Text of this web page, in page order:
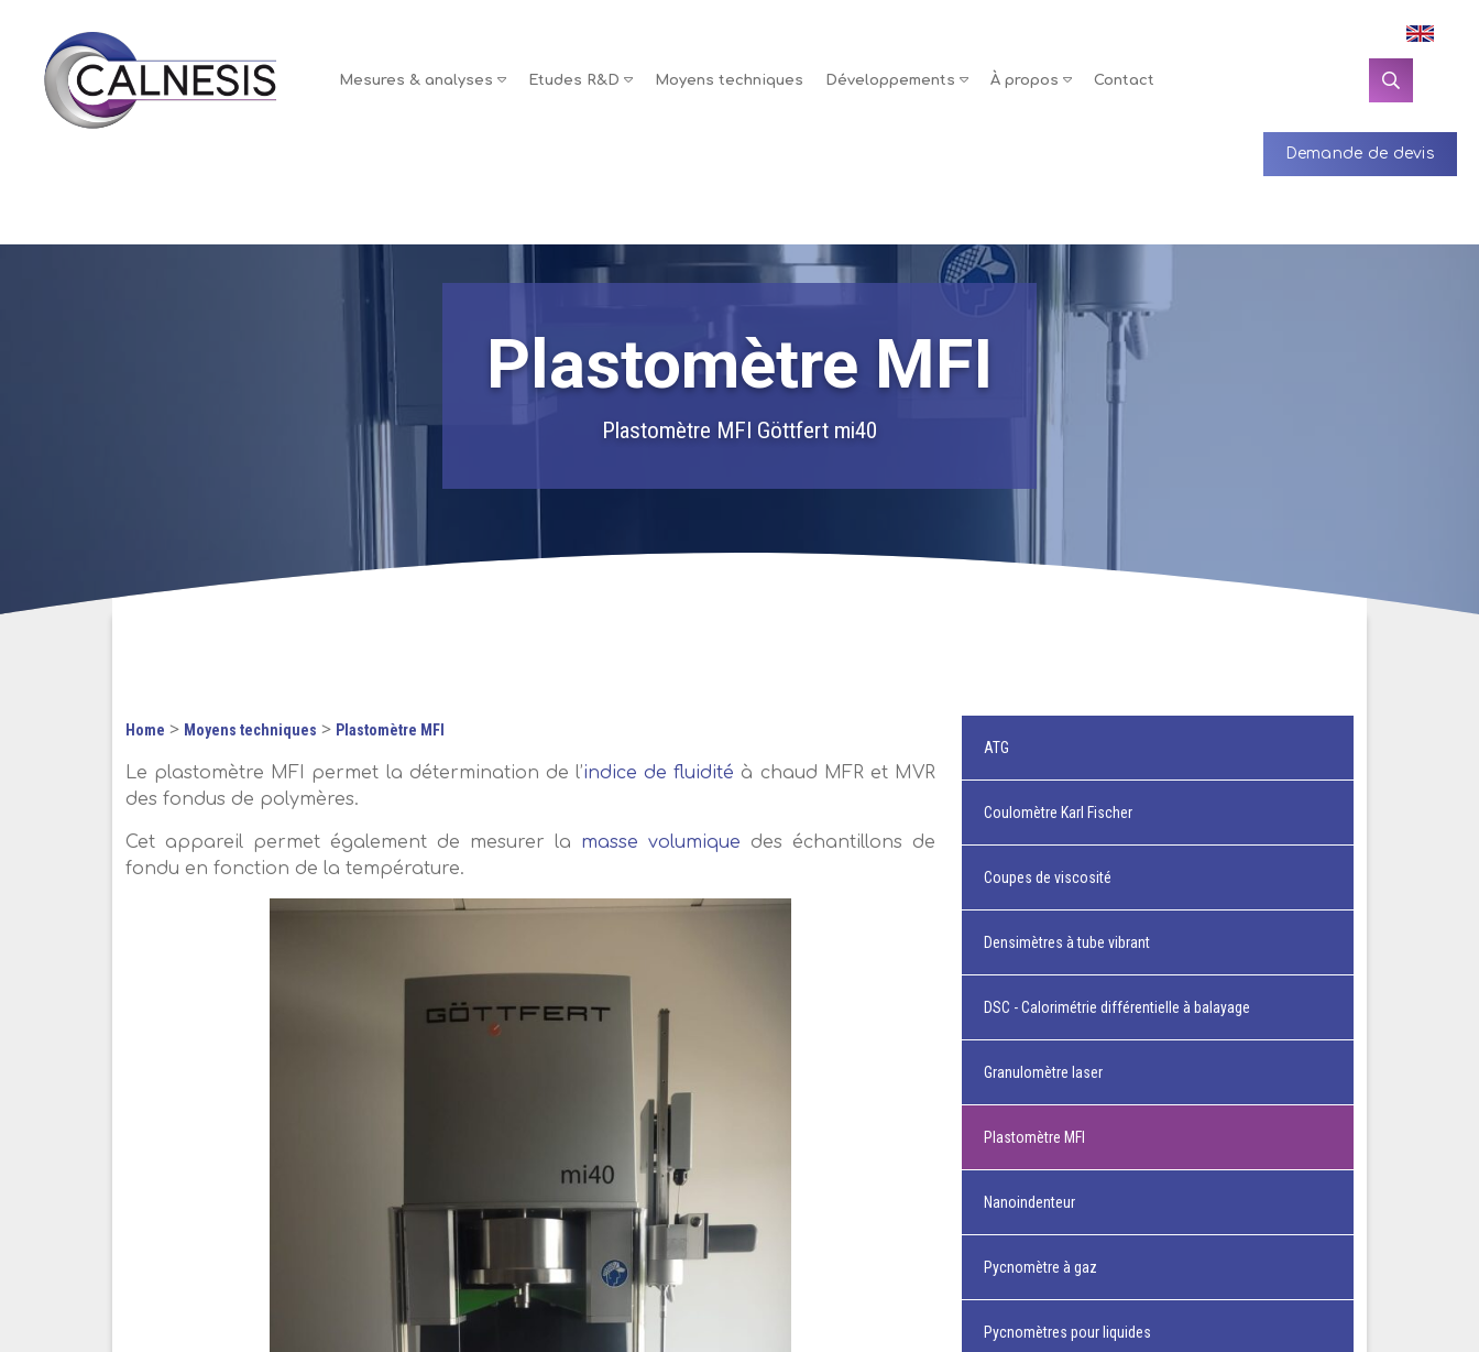
Mesures & analyses Etudes R&D Moyens techniques Développements À propos Contact
Demande de devis
Plastomètre MFI
Plastomètre MFI Göttfert mi40
Home > Moyens techniques > Plastomètre MFI
Le plastomètre MFI permet la détermination de l’indice de fluidité à chaud MFR et MVR
des fondus de polymères.
Cet appareil permet également de mesurer la masse volumique des échantillons de
fondu en fonction de la température.
ATG
Coulomètre Karl Fischer
Coupes de viscosité
Densimètres à tube vibrant
DSC - Calorimétrie différentielle à balayage
Granulomètre laser
Plastomètre MFI
Nanoindenteur
Pycnomètre à gaz
Pycnomètres pour liquides